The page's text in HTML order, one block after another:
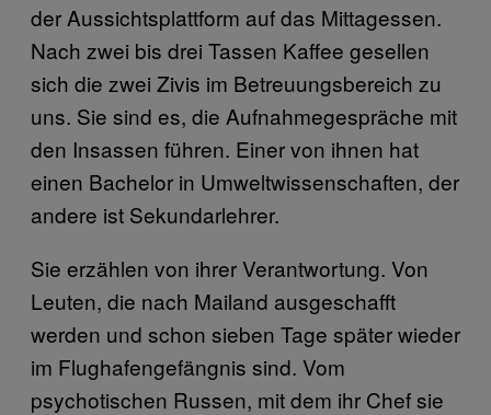
der Aussichtsplattform auf das Mittagessen.
Nach zwei bis drei Tassen Kaffee gesellen
sich die zwei Zivis im Betreuungsbereich zu
uns. Sie sind es, die Aufnahmegespräche mit
den Insassen führen. Einer von ihnen hat
einen Bachelor in Umweltwissenschaften, der
andere ist Sekundarlehrer.
Sie erzählen von ihrer Verantwortung. Von
Leuten, die nach Mailand ausgeschafft
werden und schon sieben Tage später wieder
im Flughafengefängnis sind. Vom
psychotischen Russen, mit dem ihr Chef sie